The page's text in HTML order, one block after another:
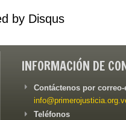
by Disqus
INFORMACIÓN DE
Contáctenos por
Teléfonos